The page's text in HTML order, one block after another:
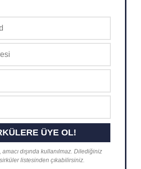
dışında kullanılmaz. Dilediğiniz
listesinden çıkabilirsiniz.